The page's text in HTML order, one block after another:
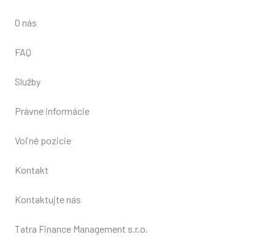
O nás
FAQ
Služby
Právne informácie
Voľné pozicie
Kontakt
Kontaktujte nás
Tatra Finance Management s.r.o.